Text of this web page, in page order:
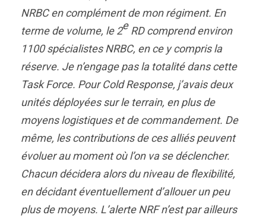
NRBC en complément de mon régiment. En
terme de volume, le 2e RD comprend environ
1100 spécialistes NRBC, en ce y compris la
réserve. Je n’engage pas la totalité dans cette
Task Force. Pour Cold Response, j’avais deux
unités déployées sur le terrain, en plus de
moyens logistiques et de commandement. De
même, les contributions de ces alliés peuvent
évoluer au moment où l’on va se déclencher.
Chacun décidera alors du niveau de flexibilité,
en décidant éventuellement d’allouer un peu
plus de moyens. L’alerte NRF n’est par ailleurs